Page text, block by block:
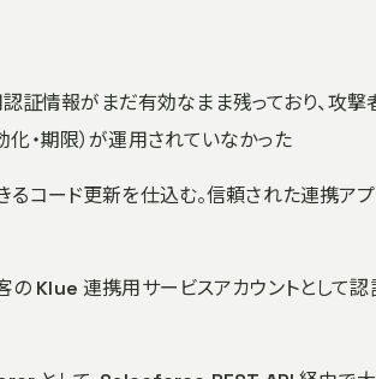
証情報がまだ有効なまま残っており、攻撃
化・期限）が運用されていなかった
コード更新を仕込む。信頼された連携ア
Klue 連携用サービスアカウントとして認